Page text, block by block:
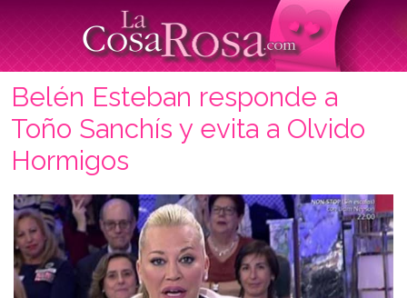
Belén Esteban responde a
Toño Sanchís y evita a Olvido
Hormigos